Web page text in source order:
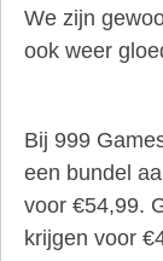
We zijn
ook weer
Bij 999
een bundel
voor €54,99.
krijgen voor